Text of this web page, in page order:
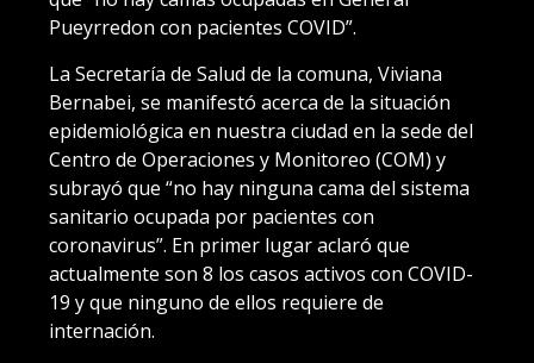
Pueyrredon con pacientes COVID”.
La Secretaría de Salud de la comuna, Viviana
Bernabei, se manifestó acerca de la situación
epidemiológica en nuestra ciudad en la sede del
Centro de Operaciones y Monitoreo (COM) y
subrayó que “no hay ninguna cama del sistema
sanitario ocupada por pacientes con
coronavirus”. En primer lugar aclaró que
actualmente son 8 los casos activos con COVID-
19 y que ninguno de ellos requiere de
internación.